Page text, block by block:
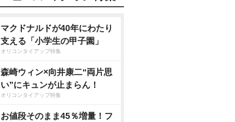
マクドナルドが40年にわたり
支える「小学生の甲子園」
オリコンタイアップ特集
森崎ウィン×向井康二“両片思
い”にキュンが止まらん！
オリコンタイアップ特集
お値段そのまま45％増量！フ